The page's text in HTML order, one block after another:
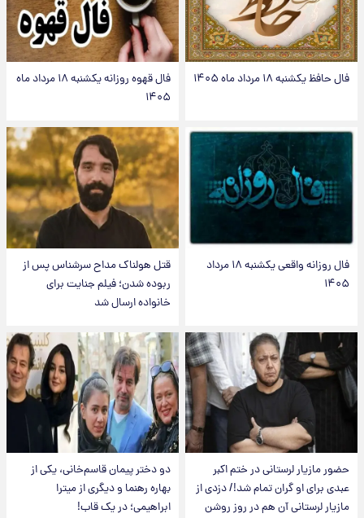
فال حافظ یکشنبه ۱۸ مرداد ماه ۱۴۰۵
فال قهوه روزانه یکشنبه ۱۸ مرداد ماه
۱۴۰۵
فال روزانه واقعی یکشنبه ۱۸ مرداد
۱۴۰۵
قتل هولناک مداح سرشناس پس از
ربوده شدن؛ فیلم جنایت برای
خانواده ارسال شد
حضور مازیار لرستانی در ختم اکبر
عبدی برای او گران تمام شد!/ دزدی از
مازیار لرستانی آن هم در روز روشن
دو دختر پیمان قاسم‌خانی، یکی از
بهاره رهنما و دیگری از میترا
ابراهیمی؛ در یک قاب!